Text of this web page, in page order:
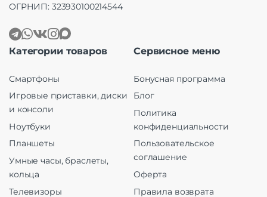
ОГРНИП: 323930100214544
Категории товаров
Смартфоны
Игровые приставки, диски
и консоли
Ноутбуки
Планшеты
Умные часы, браслеты,
кольца
Телевизоры
Сервисное меню
Бонусная программа
Блог
Политика
конфиденциальности
Пользовательское
соглашение
Оферта
Правила возврата